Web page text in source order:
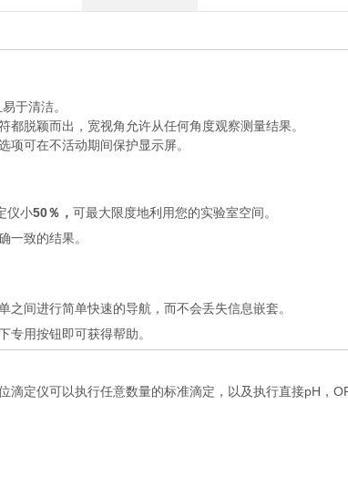
于清洁。
都脱颖而出，宽视角允许从任何角度观察测量结果。
项可在不活动期间保护显示屏。
仪小50％， 可最大限度地利用您的实验室空间。
一致的结果。
之间进行简单快速的导航，而不会丢失信息嵌套。
专用按钮即可获得帮助。
滴定仪可以执行任意数量的标准滴定，以及执行直接pH，